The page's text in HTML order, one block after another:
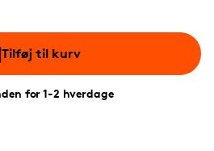
Tilføj til kurv
for 1-2 hverdage